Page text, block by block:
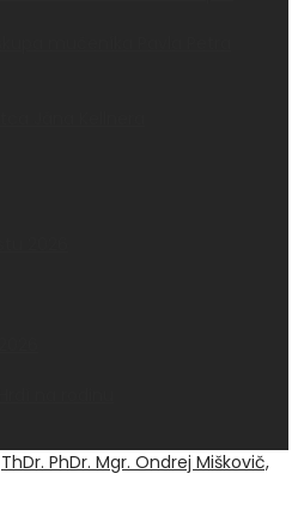
ThDr. PhDr. Mgr. Ondrej Miškovič,